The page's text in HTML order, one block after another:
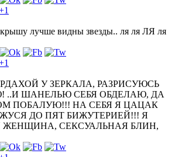
лучше видны звезды.. ля ля ЛЯ ля
У ЗЕРКАЛА, РАЗРИСУЮСЬ
ШАНЕЛЬЮ СЕБЯ ОБДЕЛАЮ, ДА
ПОБАЛУЮ!!! НА СЕБЯ Я ЦАЦАК
ДО ПЯТ БИЖУТЕРИЕЙ!!! Я
СЕКСУАЛЬНАЯ БЛИН,